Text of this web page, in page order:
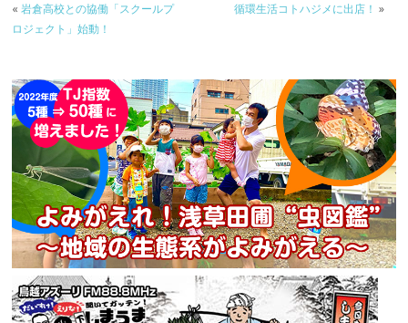
«岩倉高校との協働「スクールプ
ロジェクト」始動！
循環生活コトハジメに出店！ »